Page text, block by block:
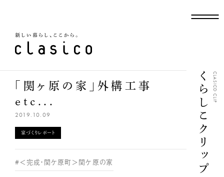
くらしこクリップCLASICO CLIP
「関ヶ原の家」外構工事
etc...
2019.10.09
家づくりレポート
#＜完成・関ケ原町＞関ケ原の家